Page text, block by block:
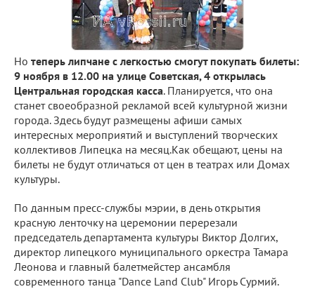
Но теперь липчане с легкостью смогут покупать билеты:
9 ноября в 12.00 на улице Советская, 4 открылась
Центральная городская касса. Планируется, что она
станет своеобразной рекламой всей культурной жизни
города. Здесь будут размещены афиши самых
интересных мероприятий и выступлений творческих
коллективов Липецка на месяц.Как обещают, цены на
билеты не будут отличаться от цен в театрах или Домах
культуры.
По данным пресс-службы мэрии, в день открытия
красную ленточку на церемонии перерезали
председатель департамента культуры Виктор Долгих,
директор липецкого муниципального оркестра Тамара
Леонова и главный балетмейстер ансамбля
современного танца "Dance Land Club" Игорь Сурмий.